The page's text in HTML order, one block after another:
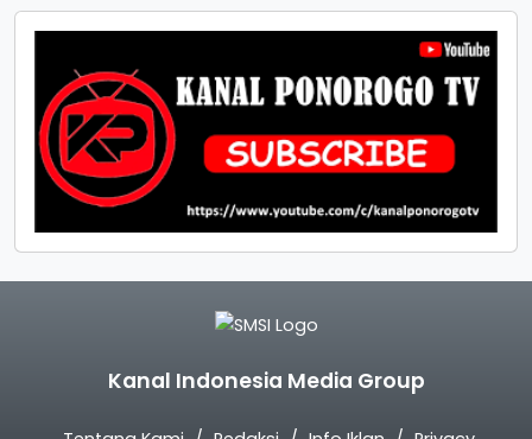
Kanal Indonesia Media Group